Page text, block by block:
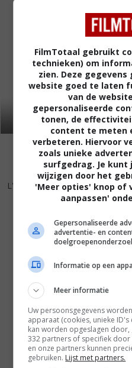
6,9
L'Uomo in Più (2001)
FilmTotaal gebruikt
technieken) om
zien. Deze
website goed te laten
van de
gepersonaliseerde
tonen, de
content te meten
verbeteren. Hiervoor
zoals unieke
surfgedrag. Je
wijzigen door het
'Meer opties' knop of
aanpassen'
Gepersonaliseerde
advertentie- en
Informatie op een
Meer informatie
Uw persoonsgegevens
apparaat (cookies, unieke
kan worden opgeslagen
332 partners of specifiek
en onze partners kunnen
gebruiken. Lijst met partners.